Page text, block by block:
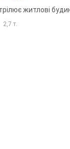
житлові
2,7 т.